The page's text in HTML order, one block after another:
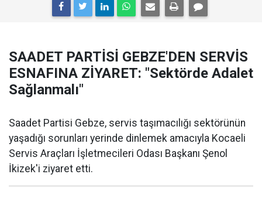
SAADET PARTİSİ GEBZE'DEN SERVİS
ESNAFINA ZİYARET: "Sektörde Adalet
Sağlanmalı"
Saadet Partisi Gebze, servis taşımacılığı sektörünün
yaşadığı sorunları yerinde dinlemek amacıyla Kocaeli
Servis Araçları İşletmecileri Odası Başkanı Şenol
İkizek'i ziyaret etti.